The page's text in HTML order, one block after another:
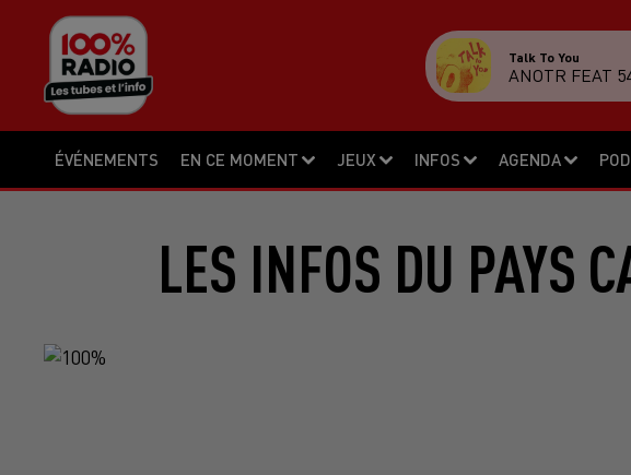
ÉVÉNEMENTS EN CE MOMENT JEUX INFOS AGENDA
Talk To You
ANOTR FEAT
LES INFOS DU PAYS